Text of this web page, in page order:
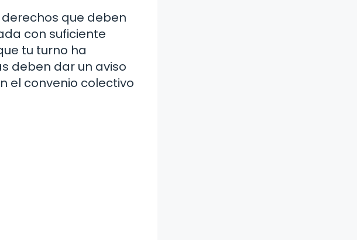
que deben
con suficiente
tu turno ha
deben dar un aviso
el convenio colectivo